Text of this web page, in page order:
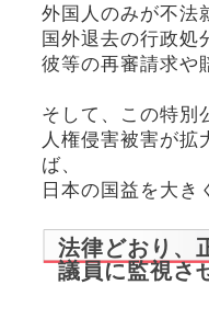
外国人のみが不法
国外退去の行政処
彼等の再審請求や
そして、この特別
人権侵害被害が拡
ば、
日本の国益を大き
法律どおり、
議員に監視さ